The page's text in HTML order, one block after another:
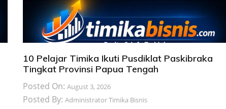
10 Pelajar Timika Ikuti Pusdiklat Paskibraka
Tingkat Provinsi Papua Tengah
Posted On: August 3, 2026
Posted By: Administrator Timika Bisnis